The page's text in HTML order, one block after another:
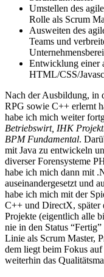
Umstellen des
Rolle als Scrum
Ausweiten des
Teams und
Entwicklung einer
HTML/CSS/
Nach der Ausbildung, in
RPG sowie C++ erlernt
habe ich mich weiter
Betriebswirt, IHK
BPM Fundamental.
mit Java zu entwickeln
diverser Forensysteme
habe ich mich dann mit
auseinandergesetzt und
habe ich mich mit der
C++ und DirectX,
Projekte (eigentlich alle
nie in den Status
Linie als Scrum Master,
dem liegt beim Fokus
weiterhin das